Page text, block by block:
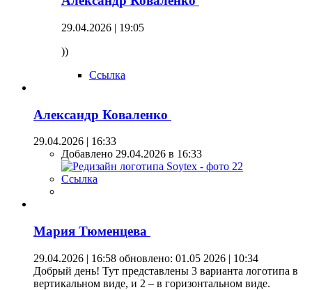
29.04.2026 | 19:05
))
Ссылка
Александр Коваленко
29.04.2026 | 16:33
Добавлено 29.04.2026 в 16:33
Ссылка
Мария Тюменцева
29.04.2026 | 16:58 обновлено: 01.05 2026 | 10:34
Добрый день! Тут представлены 3 варианта логотипа в
вертикальном виде, и 2 – в горизонтальном виде.